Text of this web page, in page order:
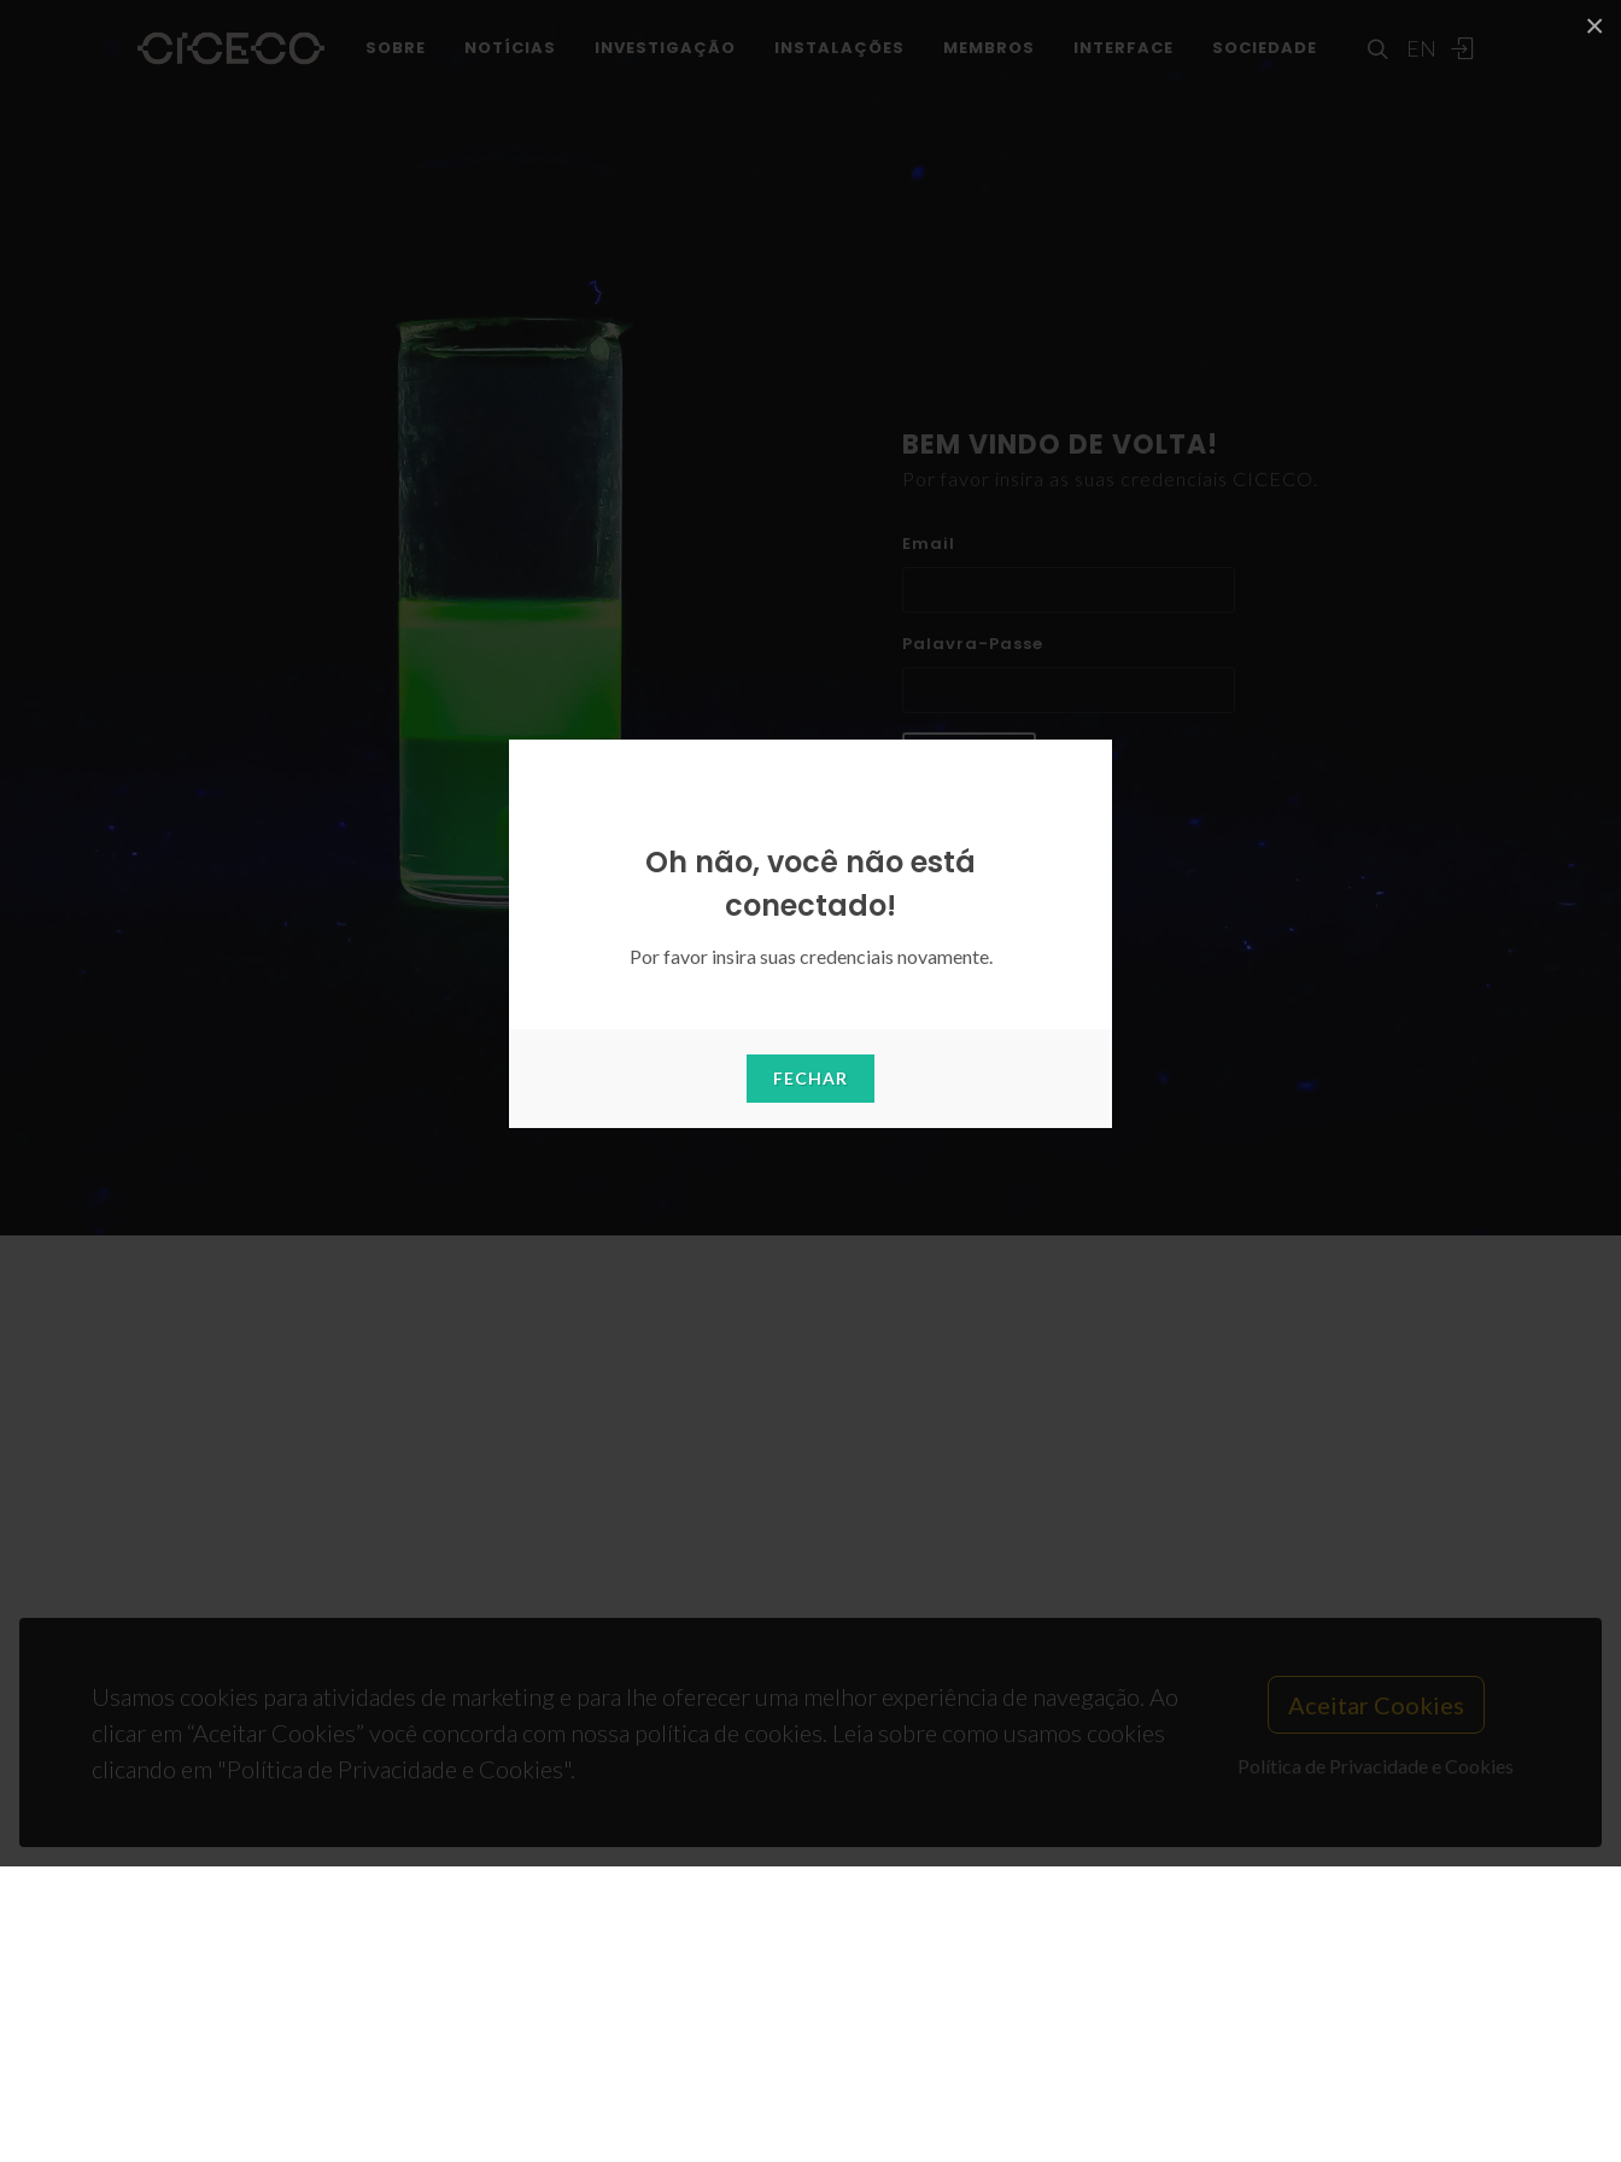
Oh não, você não está
conectado!
Por favor insira suas credenciais novamente.
FECHAR
×
EN
SOBRE NOTÍCIAS INVESTIGAÇÃO INSTALAÇÕES MEMBROS INTERFACE SOCIEDADE
BEM VINDO DE VOLTA!
Por favor insira as suas credenciais CICECO.
Email
Palavra-Passe
Usamos cookies para atividades de marketing e para lhe oferecer uma melhor experiência de navegação. Ao
clicar em “Aceitar Cookies” você concorda com nossa política de cookies. Leia sobre como usamos cookies
clicando em "Política de Privacidade e Cookies".
Aceitar Cookies
Política de Privacidade e Cookies